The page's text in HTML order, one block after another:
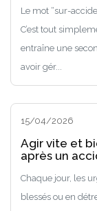
Le mot “sur-
C’est tout
entraîne une
avoir gér...
15/04/2026
Agir vite et
après un
Chaque jour, les
blessés ou en